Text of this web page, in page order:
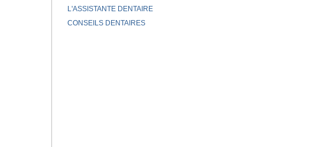
L'ASSISTANTE DENTAIRE
CONSEILS DENTAIRES